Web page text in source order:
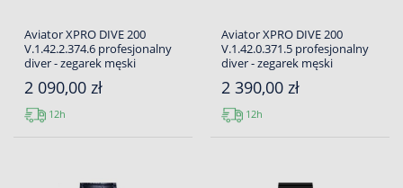
Aviator XPRO DIVE 200
V.1.42.2.374.6 profesjonalny
diver - zegarek męski
2 090,00 zł
12h
Aviator XPRO DIVE 200
V.1.42.0.371.5 profesjonalny
diver - zegarek męski
2 390,00 zł
12h